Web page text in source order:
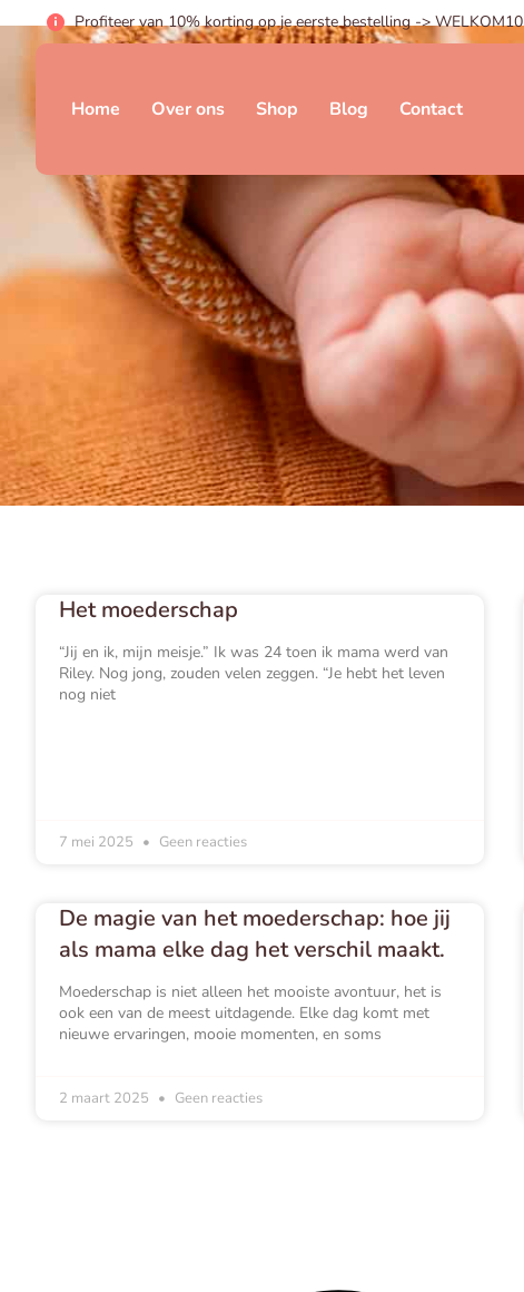
Profiteer van 10% korting op je eerste bestelling -> WELKOM10
Home Over ons Shop Blog Contact
Het moederschap
“Jij en ik, mijn meisje.” Ik was 24 toen ik mama werd van
Riley. Nog jong, zouden velen zeggen. “Je hebt het leven
nog niet
7 mei 2025 Geen reacties
De magie van het moederschap: hoe jij
als mama elke dag het verschil maakt.
Moederschap is niet alleen het mooiste avontuur, het is
ook een van de meest uitdagende. Elke dag komt met
nieuwe ervaringen, mooie momenten, en soms
2 maart 2025 Geen reacties